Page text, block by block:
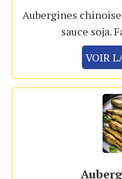
Aubergines
sauce soja.
VOIR